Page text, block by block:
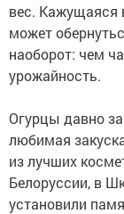
вес. Кажущаяся
может
наоборот: чем
урожайность.
Огурцы давно
любимая
из лучших
Белоруссии, в
установили